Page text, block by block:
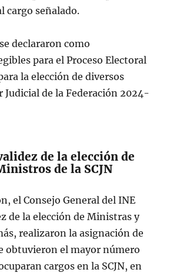
cargo señalado.
declararon como
para el Proceso Electoral
la elección de diversos
Judicial de la Federación 2024-
de la elección de
de la SCJN
el Consejo General del INE
de la elección de Ministras y
realizaron la asignación de
obtuvieron el mayor número
cargos en la SCJN, en